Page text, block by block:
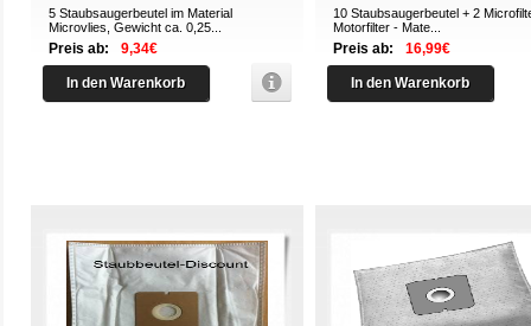
5 Staubsaugerbeutel im Material
Microvlies, Gewicht ca. 0,25...
Preis ab: 9,34€
In den Warenkorb
10 Staubsaugerbeutel + 2
Motorfilter - Mate...
Preis ab: 16,99€
In den Warenkorb